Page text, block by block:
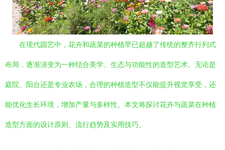
在现代园艺中，花卉和蔬菜的种植早已超越了传统的整齐行列式
布局，逐渐演变为一种结合美学、生态与功能性的造型艺术。无论是
庭院、阳台还是专业农场，合理的种植造型不仅能提升视觉享受，还
能优化生长环境，增加产量与多样性。本文将探讨花卉与蔬菜在种植
造型方面的设计原则、流行趋势及实用技巧。